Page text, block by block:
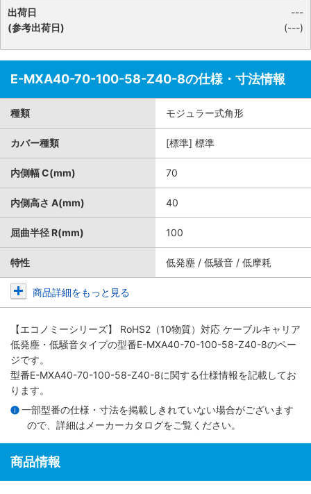
出荷日
(参考出荷日)
---
(---)
E-MXA40-70-100-58-Z40-8の仕様・寸法情報
種類 モジュラー式角形
カバー種類 [標準] 標準
内側幅 C(mm) 70
内側高さ A(mm) 40
屈曲半径 R(mm) 100
特性 低発塵 / 低騒音 / 低摩耗
商品詳細をもっと見る
【エコノミーシリーズ】 RoHS2（10物質）対応 ケーブルキャリア
低発塵・低騒音タイプの型番E-MXA40-70-100-58-Z40-8のペー
ジです。
型番E-MXA40-70-100-58-Z40-8に関する仕様情報を記載してお
ります。
一部型番の仕様・寸法を掲載しきれていない場合がございます
ので、詳細は メーカーカタログをご覧ください。
商品情報